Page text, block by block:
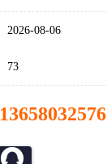
2026-08-06
73
13658032576